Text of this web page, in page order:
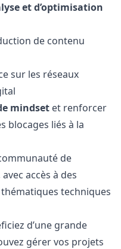
et d’optimisation
de contenu
sur les réseaux
mindset et renforcer
blocages liés à la
de
accès à des
techniques
d’une grande
gérer vos projets